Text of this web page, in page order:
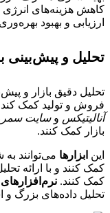
کاهش هزینه‌های انرژی
ارزیابی و بهبود
تحلیل و پیش‌بینی
تحلیل دقیق بازار و
فروش و تولید کمک
آنالیتیکس وسایت
بازار کمک کنند.
این ابزارها می‌توانند
کمک کنند و با ارائه
کمک کنند.
تحلیل داده‌های بزرگ و